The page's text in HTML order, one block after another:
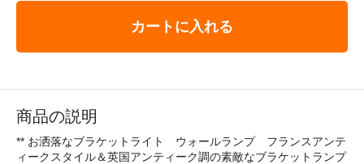
カートに入れる
商品の説明
** お洒落なブラケットライト ウォールランプ フランスアンテ
ィークスタイル＆英国アンティーク調の素敵なブラケットランプ